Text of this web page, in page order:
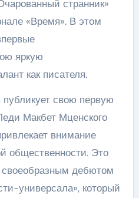
странник»
«Время». В этом
яркую
как писателя.
свою первую
Макбет Мценского
внимание
общественности. Это
дебютом
универсала», который